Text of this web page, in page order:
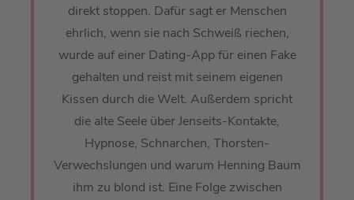
direkt stoppen. Dafür sagt er Menschen
ehrlich, wenn sie nach Schweiß riechen,
wurde auf einer Dating-App für einen Fake
gehalten und reist mit seinem eigenen
Kissen durch die Welt. Außerdem spricht
die alte Seele über Jenseits-Kontakte,
Hypnose, Schnarchen, Thorsten-
Verwechslungen und warum Henning Baum
ihm zu blond ist. Eine Folge zwischen